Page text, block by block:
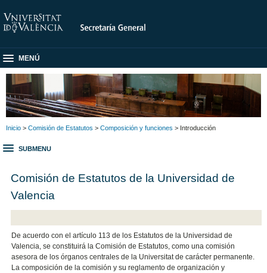
MENÚ
Inicio > Comisión de Estatutos > Composición y funciones > Introducción
SUBMENU
Comisión de Estatutos de la Universidad de
Valencia
De acuerdo con el artículo 113 de los Estatutos de la Universidad de
Valencia, se constituirá la Comisión de Estatutos, como una comisión
asesora de los órganos centrales de la Universitat de carácter permanente.
La composición de la comisión y su reglamento de organización y